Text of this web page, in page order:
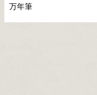
万年筆